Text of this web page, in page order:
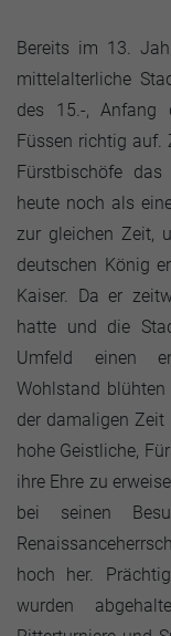
Bereits im 13.
mittelalterliche
des 15.-, Anfang
Füssen richtig auf.
Fürstbischöfe
heute noch als
zur gleichen Zeit,
deutschen König
Kaiser. Da er
hatte und die
Umfeld einen
Wohlstand blühten
der damaligen Zeit
hohe Geistliche,
ihre Ehre zu
bei seinen
hoch her.
wurden